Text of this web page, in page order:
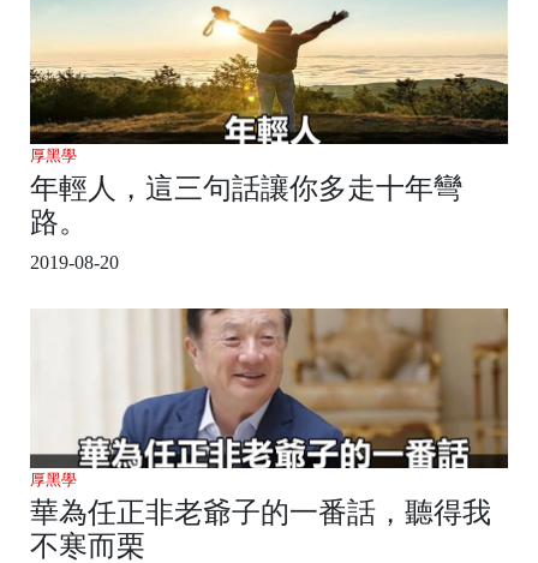
厚黑學
年輕人，這三句話讓你多走十年彎
路。
2019-08-20
厚黑學
華為任正非老爺子的一番話，聽得我
不寒而栗